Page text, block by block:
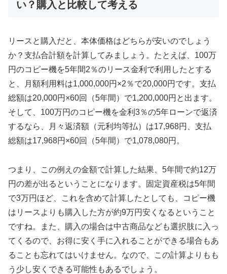
い？購入と比較して考える
リースと購入だと、本体価格はどちらが安いのでしょう
か？支払合計額を計算してみましょう。たとえば、100万
円のコピー機を5年間2％のリース金利で利用したとする
と、月額利用料は1,000,000円×2％で20,000円です。支払
総額は20,000円×60回（5年間）で1,200,000円と出ます。
そして、100万円のコピー機を金利3％の5年ローンで返済
するなら、月々返済額（元利均等払）は17,968円、支払
総額は17,968円×60回（5年間）で1,078,080円。
つまり、この例えの金額で計算した結果、5年間で約12万
円の差が出るということになります。固定資産税は5年間
で3万円ほど、これを含めて計算したとしても、コピー機
はリースよりも購入した方が約9万円安くなるということ
ですね。また、購入の場合は中古商品なども選択肢に入っ
てくるので、お得に安く手に入れることができる場合もあ
ることも忘れてはいけません。なので、この計算よりもも
う少し安くできる可能性もあるでしょう。